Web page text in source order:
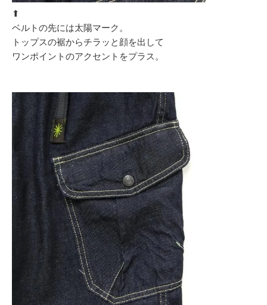
⬆︎
ベルトの先には太陽マーク。
トップスの裾からチラッと顔を出して
ワンポイントのアクセントをプラス。